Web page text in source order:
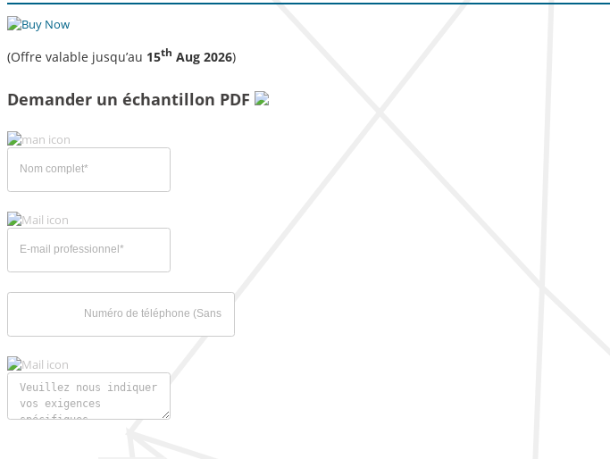
(Offre valable jusqu’au 15th Aug 2026)
Demander un échantillon PDF